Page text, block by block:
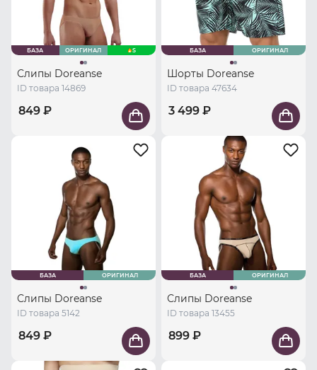
БАЗА ОРИГИНАЛ S
Слипы Doreanse
ID товара 14869
849 ₽
БАЗА ОРИГИНАЛ
Шорты Doreanse
ID товара 47634
3 499 ₽
БАЗА ОРИГИНАЛ
Слипы Doreanse
ID товара 5142
849 ₽
БАЗА ОРИГИНАЛ
Слипы Doreanse
ID товара 13455
899 ₽